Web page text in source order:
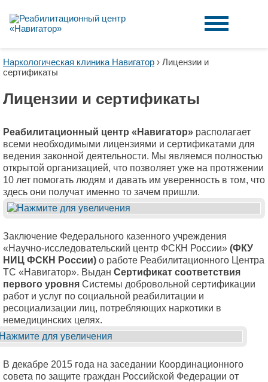
Наркологическая клиника Навигатор › Лицензии и
сертификаты
Лицензии и сертификаты
Реабилитационный центр «Навигатор» располагает
всеми необходимыми лицензиями и сертификатами для
ведения законной деятельности. Мы являемся полностью
открытой организацией, что позволяет уже на протяжении
10 лет помогать людям и давать им уверенность в том, что
здесь они получат именно то зачем пришли.
Заключение Федерального казенного учреждения
«Научно-исследовательский центр ФСКН России» (ФКУ
НИЦ ФСКН России) о работе Реабилитационного Центра
ТС «Навигатор». Выдан Сертификат соответствия
первого уровня Системы добровольной сертификации
работ и услуг по социальной реабилитации и
ресоциализации лиц, потребляющих наркотики в
немедицинских целях.
В декабре 2015 года на заседании Координационного
совета по защите граждан Российской Федерации от